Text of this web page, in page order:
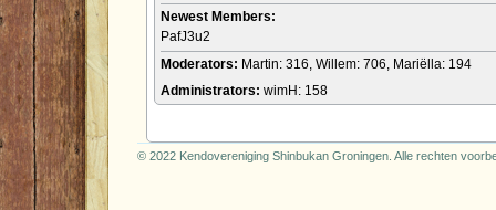
Newest Members:
PafJ3u2
Moderators: Martin: 316, Willem: 706, Mariëlla: 194
Administrators: wimH: 158
© 2022 Kendovereniging Shinbukan Groningen. Alle rechten